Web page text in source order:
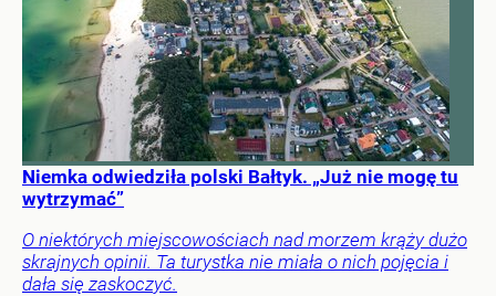
Niemka odwiedziła polski Bałtyk. „Już nie mogę tu
wytrzymać”
O niektórych miejscowościach nad morzem krąży dużo
skrajnych opinii. Ta turystka nie miała o nich pojęcia i
dała się zaskoczyć.